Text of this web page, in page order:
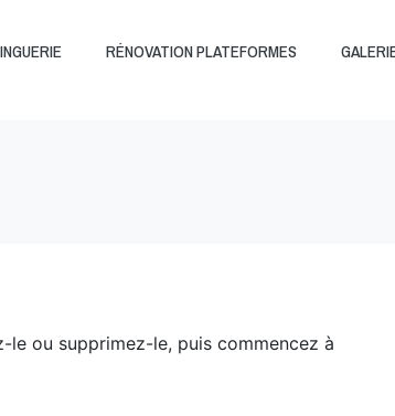
RÉNOVATION PLATEFORMES
le ou supprimez-le, puis commencez à